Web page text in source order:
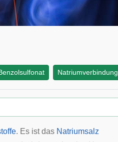
Natriumverbindung
. Es ist das Natriumsalz